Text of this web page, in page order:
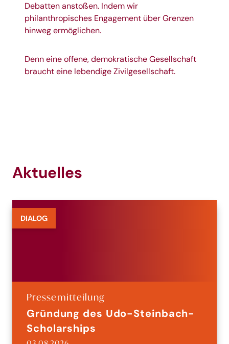
Debatten anstoßen. Indem wir
philanthropisches Engagement über Grenzen
hinweg ermöglichen.
Denn eine offene, demokratische Gesellschaft
braucht eine lebendige Zivilgesellschaft.
Aktuelles
DIALOG
Pressemitteilung
Gründung des Udo-Steinbach-
Scholarships